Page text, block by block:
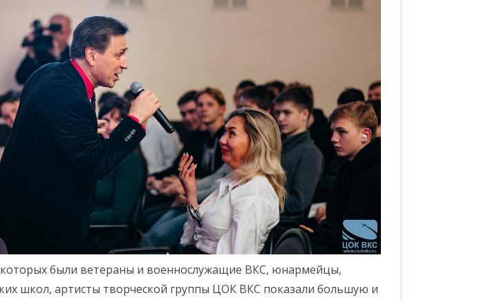
которых были ветераны и военнослужащие ВКС, юнармейцы,
школ, артисты творческой группы ЦОК ВКС показали большую и